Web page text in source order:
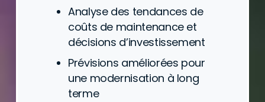
Analyse des tendances de
coûts de maintenance et
décisions d’investissement
Prévisions améliorées pour
une modernisation à long
terme